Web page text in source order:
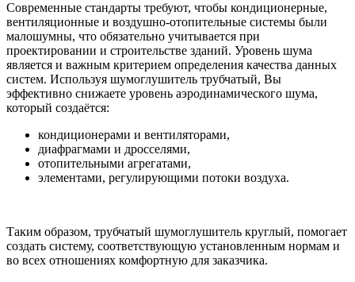
Современные стандарты требуют, чтобы кондиционерные,
вентиляционные и воздушно-отопительные системы были
малошумны, что обязательно учитывается при
проектировании и строительстве зданий. Уровень шума
является и важным критерием определения качества данных
систем. Используя шумоглушитель трубчатый, Вы
эффективно снижаете уровень аэродинамического шума,
который создаётся:
кондиционерами и вентиляторами,
диафрагмами и дросселями,
отопительными агрегатами,
элементами, регулирующими потоки воздуха.
Таким образом, трубчатый шумоглушитель круглый, помогает
создать систему, соответствующую установленным нормам и
во всех отношениях комфортную для заказчика.